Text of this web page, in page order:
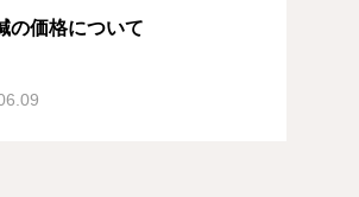
の価格について